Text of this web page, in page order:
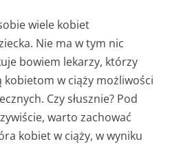
wiele kobiet
Nie ma w tym nic
bowiem lekarzy, którzy
w ciąży możliwości
Czy słusznie? Pod
warto zachować
kobiet w ciąży, w wyniku